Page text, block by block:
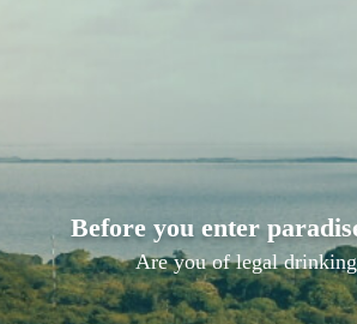
Before you enter
Are you of legal drinking
Paraíso, sin
Viva la Isla Corona en
Explora nuestra galería y
que hace que este lugar sea
La naturaleza en su